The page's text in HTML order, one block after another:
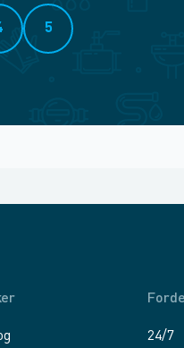
5
24/7